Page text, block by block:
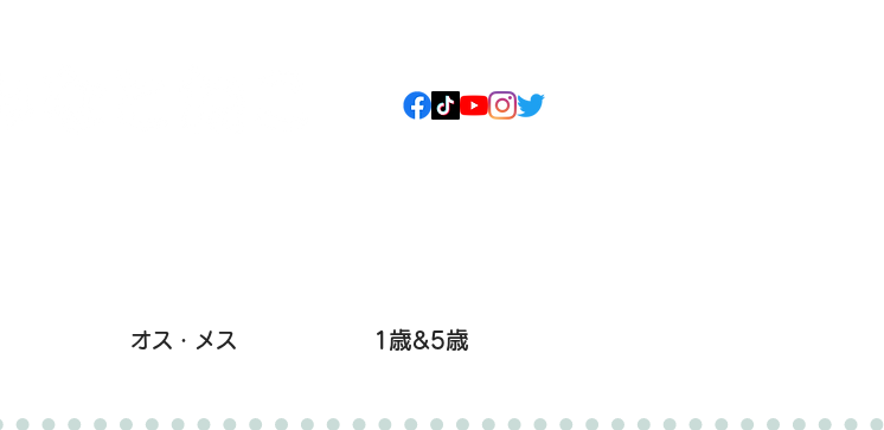
オス・メス 1歳&5歳